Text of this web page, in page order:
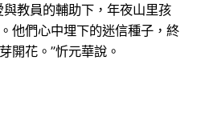
教員的輔助下，年夜山里孩
他們心中埋下的迷信種子，終
開花。”忻元華說。